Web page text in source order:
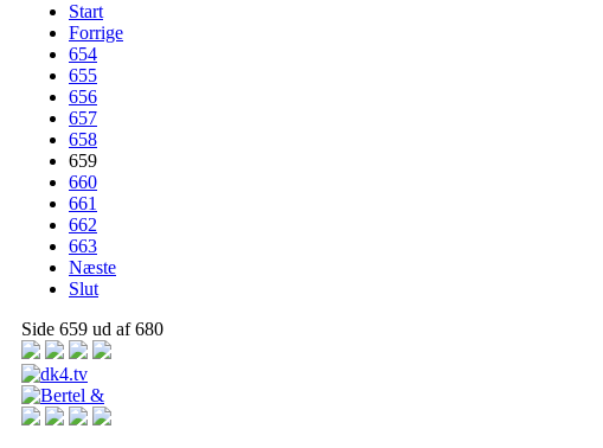
Start
Forrige
654
655
656
657
658
659
660
661
662
663
Næste
Slut
Side 659 ud af 680